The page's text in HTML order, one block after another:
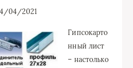
04/2021
Гипсокарто
нный лист
– настолько